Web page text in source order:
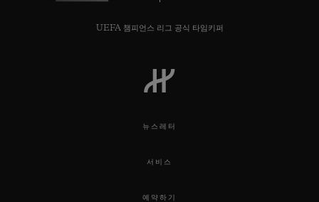
UEFA 챔피언스 리그 공식 타임키퍼
뉴스레터
서비스
예약하기